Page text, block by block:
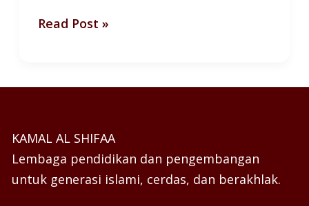
Read Post »
KAMAL AL SHIFAA
Lembaga pendidikan dan pengembangan
untuk generasi islami, cerdas, dan berakhlak.